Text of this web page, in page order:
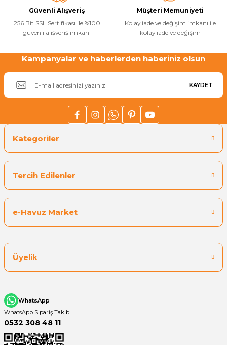
Havuz
Kapağı
Havuz
Jakuzi Sauna
Kartuş Filtreler
Yangın Pompası
Gönder
Güvenli Alışveriş
256 Bit SSL Sertifikası ile %100
güvenli alışveriş imkanı
Müşteri Memuniyeti
Kolay iade ve değişim imkanı ile
kolay iade ve değişim
Kampanyalar ve haberlerden haberiniz olsun
KAYDET
Kategoriler
Tercih Edilenler
e-Havuz Market
Üyelik
WhatsApp
WhatsApp Sipariş Takibi
0532 308 48 11